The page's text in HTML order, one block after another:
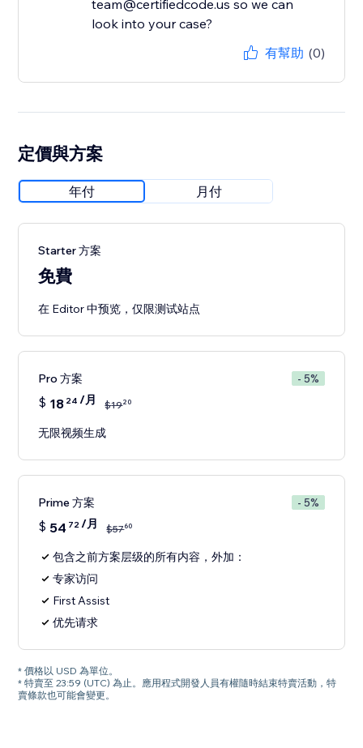
team@certifiedcode.us so we can
look into your case?
有幫助 (0)
定價與方案
年付 月付
Starter 方案
免費
在 Editor 中预览，仅限测试站点
Pro 方案 - 5%
$ 18 24 /月 $1920
无限视频生成
Prime 方案 - 5%
$ 54 72/月 $5760
包含之前方案层级的所有内容，外加：
专家访问
First Assist
优先请求
* 價格以 USD 為單位。
* 特賣至 23:59 (UTC) 為止。應用程式開發人員有權隨時結束特賣活動，特
賣條款也可能會變更。